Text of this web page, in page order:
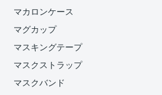
マカロンケース
マグカップ
マスキングテープ
マスクストラップ
マスクバンド